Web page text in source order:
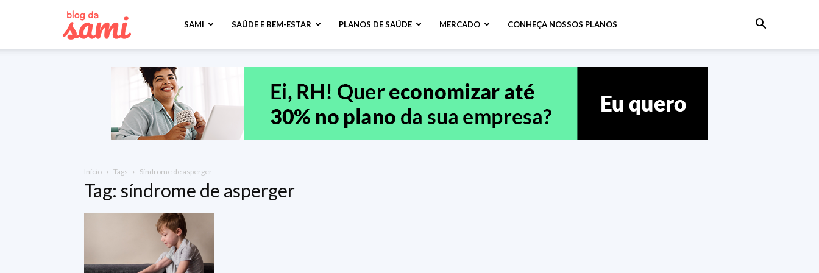
Saúde
SAMI SAÚDE E BEM-ESTAR PLANOS DE SAÚDE MERCADO CONHEÇA NOSSOS PLANOS
Início Tags Síndrome de asperger
Tag: síndrome de asperger